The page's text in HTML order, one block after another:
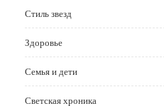
Стиль звезд
Здоровье
Семья и дети
Светская хроника